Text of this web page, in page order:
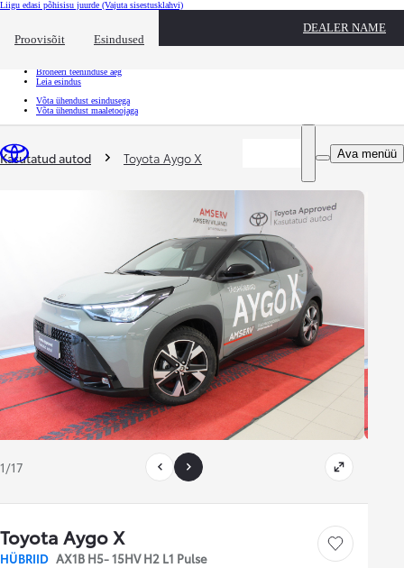
Liigu edasi põhisisu juurde (Vajuta sisestusklahvi)
Proovisõit Esindused
DEALER NAME
Kiirtee Klõpsa kiirtee ülekatte sulgemiseks
Broneeri teeninduse aeg
Leia esindus
Võta ühendust esindusega
Võta ühendust maaletoojaga
Ava menüü
Sina oled siin
Kasutatud autod Toyota Aygo X
1/17
Toyota Aygo X
HÜBRIID AX1B H5- 15HV H2 L1 Pulse
Salvesta